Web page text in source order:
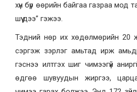
хүн бүр өөрийн байгаа газраа мод
шүү дээ” гэжээ.
Тэдний нөр их хөдөлмөрийн 20
сэргэж зэрлэг амьтад ирж
гэснээ илтгэх шиг чимээгүй
өдгөө шувуудын жиргээ,